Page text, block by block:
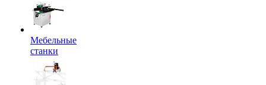
Мебельные
станки